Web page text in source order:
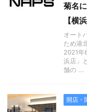
菊名
【横
オート
ため港
2021年
浜店」
舗の ...
開店・